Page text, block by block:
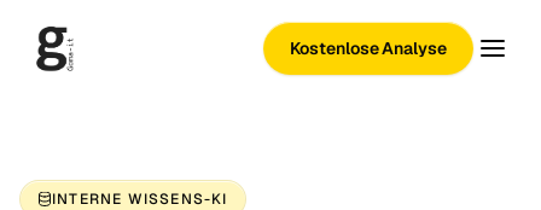
Kostenlose Analyse
INTERNE WISSENS-KI